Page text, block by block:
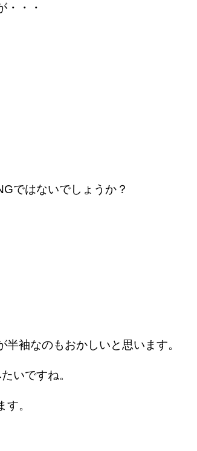
・・・
ではないでしょうか？
袖なのもおかしいと思います。
いですね。
。